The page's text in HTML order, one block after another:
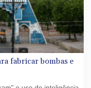
fabricar bombas e